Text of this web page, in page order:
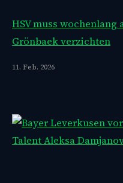
HSV muss
Grönbaek verzichten
11. Feb. 2026